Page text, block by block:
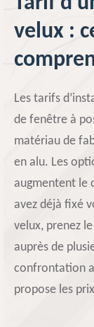
velux :
Les tarifs
de fenêtre à
matériau de
en alu. Les
augmentent le
avez déjà fixé
velux, prenez
auprès de
confrontation
propose les